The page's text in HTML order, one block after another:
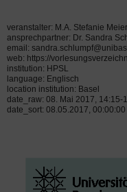
veranstalter: M.A. Stefanie
ansprechpartner: Dr. Sandra
email:
web: https://
institution: HPSL
language: Englisch
location institution: Basel
date_raw: 08. Mai 2017, 14:15-
date_sort: 08.05.2017, 00:00:00